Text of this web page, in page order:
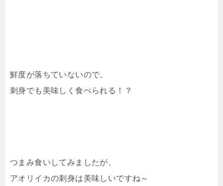
鮮度が落ちていないので、
刺身でも美味しく食べられる！？
つまみ食いしてみましたが、
アオリイカの刺身は美味しいですね～